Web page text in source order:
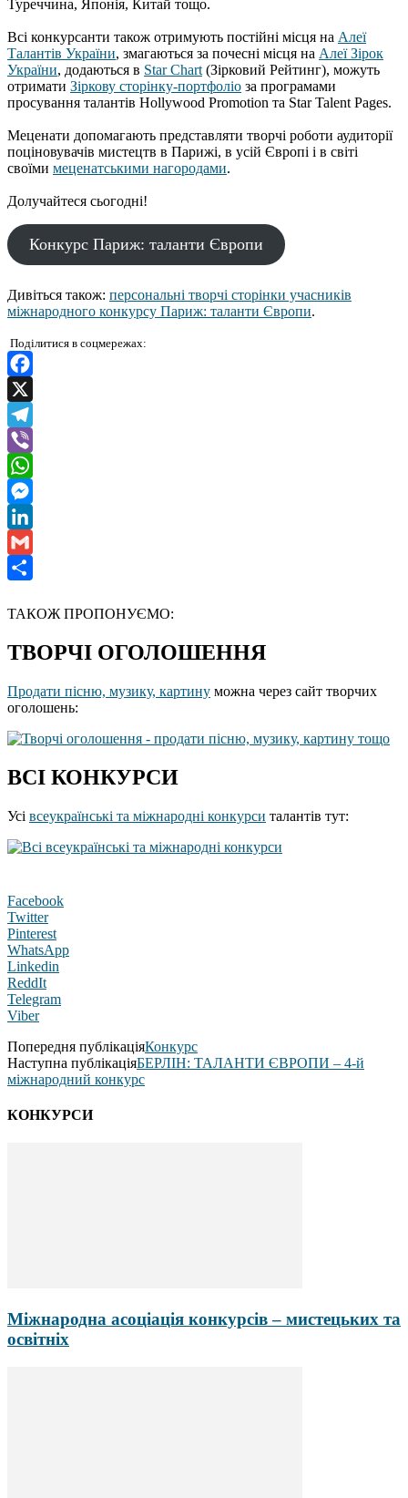
Туреччина, Японія, Китай тощо.
Всі конкурсанти також отримують постійні місця на Алеї
Талантів України, змагаються за почесні місця на Алеї Зірок
України, додаються в Star Chart (Зірковий Рейтинг), можуть
отримати Зіркову сторінку-портфоліо за програмами
просування талантів Hollywood Promotion та Star Talent Pages.
Меценати допомагають представляти творчі роботи аудиторії
поціновувачів мистецтв в Парижі, в усій Європі і в світі
своїми меценатськими нагородами.
Долучайтеся сьогодні!
Конкурс Париж: таланти Європи
Дивіться також: персональні творчі сторінки учасників
міжнародного конкурсу Париж: таланти Європи.
Поділитися в соцмережах:
Facebook
X
Telegram
Viber
WhatsApp
Messenger
LinkedIn
Gmail
ТАКОЖ ПРОПОНУЄМО:
ТВОРЧІ ОГОЛОШЕННЯ
Продати пісню, музику, картину можна через сайт творчих
оголошень:
ВСІ КОНКУРСИ
Усі всеукраїнські та міжнародні конкурси талантів тут:
Facebook
Twitter
Pinterest
WhatsApp
Linkedin
ReddIt
Telegram
Viber
Попередня публікаціяКонкурс
Наступна публікаціяБЕРЛІН: ТАЛАНТИ ЄВРОПИ – 4-й
міжнародний конкурс
КОНКУРСИ
Міжнародна асоціація конкурсів – мистецьких та
освітніх